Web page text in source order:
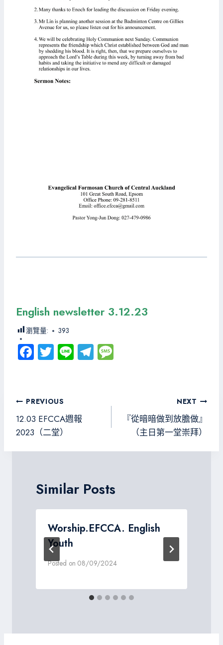
English newsletter 3.12.23
瀏覽量: 393
Fa
o
ok
T
er
Li Te
文
章
導
覽
PREVIOUS
12.03 EFCCA週報
2023（二堂）
NEXT
『從暗暗做到​​放膽做』
（主日第一堂崇拜）
Similar Posts
Worship.EFCCA. English
Youth
Posted on 08/09/2024